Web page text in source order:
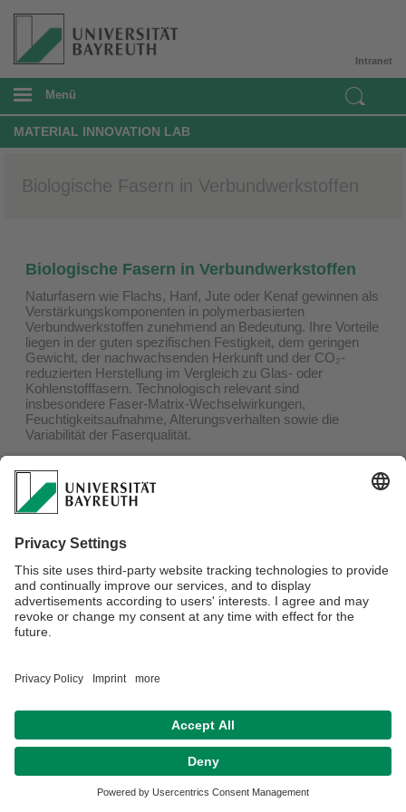
Intranet
Menü
MATERIAL INNOVATION LAB
Biologische Fasern in Verbundwerkstoffen
Biologische Fasern in Verbundwerkstoffen
Naturfasern wie Flachs, Hanf, Jute oder Kenaf gewinnen als
Verstärkungskomponenten in polymerbasierten
Verbundwerkstoffen zunehmend an Bedeutung. Ihre Vorteile
liegen in der guten spezifischen Festigkeit, dem geringen
Gewicht, der nachwachsenden Herkunft und der CO₂-
reduzierten Herstellung im Vergleich zu Glas- oder
Kohlenstofffasern. Technologisch relevant sind
insbesondere Faser-Matrix-Wechselwirkungen,
Feuchtigkeitsaufnahme, Alterungsverhalten sowie die
Variabilität der Faserqualität.
Einsatzbereiche umfassen den Leichtbau, vor allem in der
Automobilindustrie, Innenausstattungen sowie
semistrukturelle Anwendungen. Die Herausforderung liegt
derzeit in der Standardisierung, verbesserten Faser-Matrix-
vollständigen Substitution petrochemischer Komponenten.
Biologische Fasern in Verbundwerkstoffen
Barrierefreiheitserklärung
Hausordnung
Sitemap